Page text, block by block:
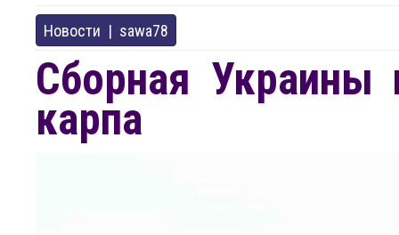
Новости | sawa78
Сборная Украины
карпа